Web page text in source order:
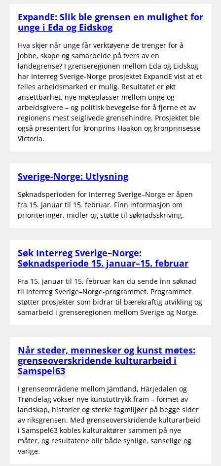
ExpandE: Slik ble grensen en mulighet for
unge i Eda og Eidskog
Hva skjer når unge får verktøyene de trenger for å
jobbe, skape og samarbeide på tvers av en
landegrense? I grenseregionen mellom Eda og Eidskog
har Interreg Sverige-Norge prosjektet ExpandE vist at et
felles arbeidsmarked er mulig. Resultatet er økt
ansettbarhet, nye møteplasser mellom unge og
arbeidsgivere – og politisk bevegelse for å fjerne et av
regionens mest seiglivede grensehindre. Prosjektet ble
også presentert for kronprins Haakon og kronprinsesse
Victoria.
Sverige-Norge: Utlysning
Søknadsperioden for Interreg Sverige–Norge er åpen
fra 15. januar til 15. februar. Finn informasjon om
prioriteringer, midler og støtte til søknadsskriving.
Søk Interreg Sverige–Norge:
Søknadsperiode 15. januar–15. februar
Fra 15. januar til 15. februar kan du sende inn søknad
til Interreg Sverige–Norge-programmet. Programmet
støtter prosjekter som bidrar til bærekraftig utvikling og
samarbeid i grenseregionen mellom Sverige og Norge.
Når steder, mennesker og kunst møtes:
grenseoverskridende kulturarbeid i
Samspel63
I grenseområdene mellom Jämtland, Härjedalen og
Trøndelag vokser nye kunstuttrykk fram – formet av
landskap, historier og sterke fagmiljøer på begge sider
av riksgrensen. Med grenseoverskridende kulturarbeid
i Samspel63 kobles kulturaktører sammen på nye
måter, og resultatene blir både synlige, sanselige og
varige.